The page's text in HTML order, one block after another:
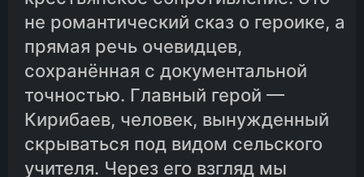
не романтический сказ о героике, а
прямая речь очевидцев,
сохранённая с документальной
точностью. Главный герой —
Кирибаев, человек, вынужденный
скрываться под видом сельского
учителя. Через его взгляд мы